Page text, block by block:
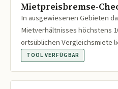
Mietpreisbremse-
In ausgewiesenen Gebieten
Mietverhältnisses höchstens
ortsüblichen Vergleichsmiete
TOOL VERFÜGBAR